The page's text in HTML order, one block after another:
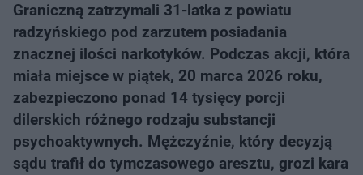
Graniczną zatrzymali 31-latka z powiatu
radzyńskiego pod zarzutem posiadania
znacznej ilości narkotyków. Podczas akcji, która
miała miejsce w piątek, 20 marca 2026 roku,
zabezpieczono ponad 14 tysięcy porcji
dilerskich różnego rodzaju substancji
psychoaktywnych. Mężczyźnie, który decyzją
sądu trafił do tymczasowego aresztu, grozi kara